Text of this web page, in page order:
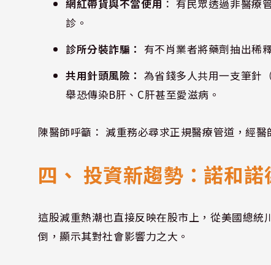
網紅帶貨與不當使用 ： 有民眾透過非醫療
診。
診所分裝詐騙： 有不肖業者將藥劑抽出稀
共用針頭風險： 為省錢多人共用一支筆針
舉恐傳染B肝、C肝甚至愛滋病。
陳醫師呼籲： 減重務必尋求正規醫療管道，經
四、 投資新趨勢：諾和
這股減重熱潮也直接反映在股市上，從美國總
倒，顯示其對社會影響力之大。